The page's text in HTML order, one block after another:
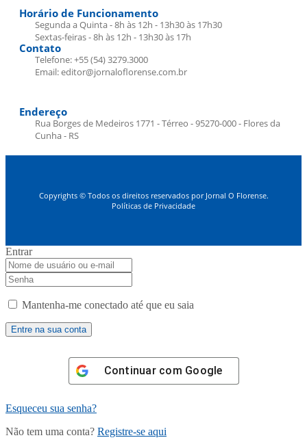
Horário de Funcionamento
Segunda a Quinta - 8h às 12h - 13h30 às 17h30
Sextas-feiras - 8h às 12h - 13h30 às 17h
Contato
Telefone: +55 (54) 3279.3000
Email: editor@jornaloflorense.com.br
Endereço
Rua Borges de Medeiros 1771 - Térreo - 95270-000 - Flores da
Cunha - RS
Copyrights © Todos os direitos reservados por Jornal O Florense.
Políticas de Privacidade
Entrar
Mantenha-me conectado até que eu saia
Continuar com Google
Esqueceu sua senha?
Não tem uma conta? Registre-se aqui